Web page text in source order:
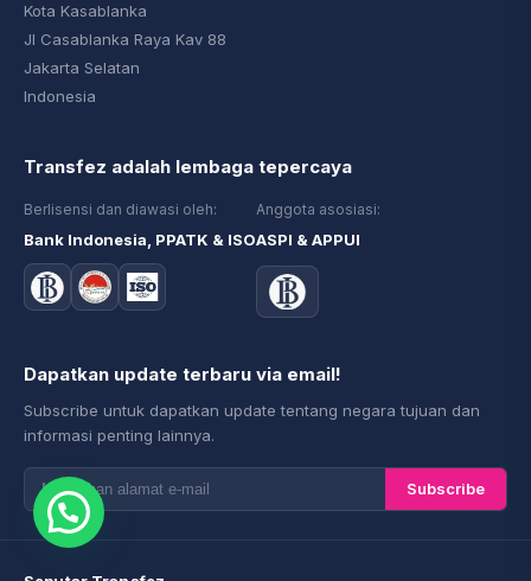
Kota Kasablanka
Jl Casablanka Raya Kav 88
Jakarta Selatan
Indonesia
Transfez adalah lembaga tepercaya
Berlisensi dan diawasi oleh:
Bank Indonesia, PPATK & ISO
Anggota asosiasi:
ASPI & APPUI
Dapatkan update terbaru via email!
Subscribe untuk dapatkan update tentang negara tujuan dan
informasi penting lainnya.
Subscribe